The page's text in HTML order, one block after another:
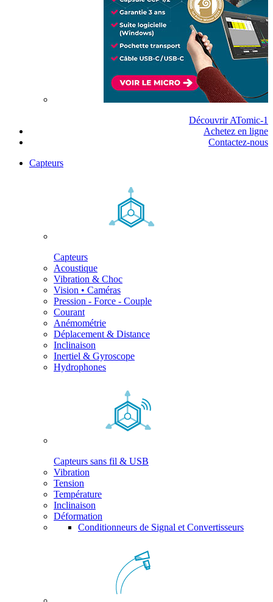
Découvrir ATomic-1
Achetez en ligne
Contactez-nous
Capteurs
Capteurs
Acoustique
Vibration & Choc
Vision • Caméras
Pression - Force - Couple
Courant
Anémométrie
Déplacement & Distance
Inclinaison
Inertiel & Gyroscope
Hydrophones
Capteurs sans fil & USB
Vibration
Tension
Température
Inclinaison
Déformation
Conditionneurs de Signal et Convertisseurs